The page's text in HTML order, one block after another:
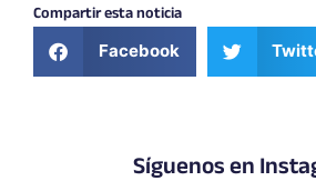
Compartir esta noticia
Facebook
Síguenos en